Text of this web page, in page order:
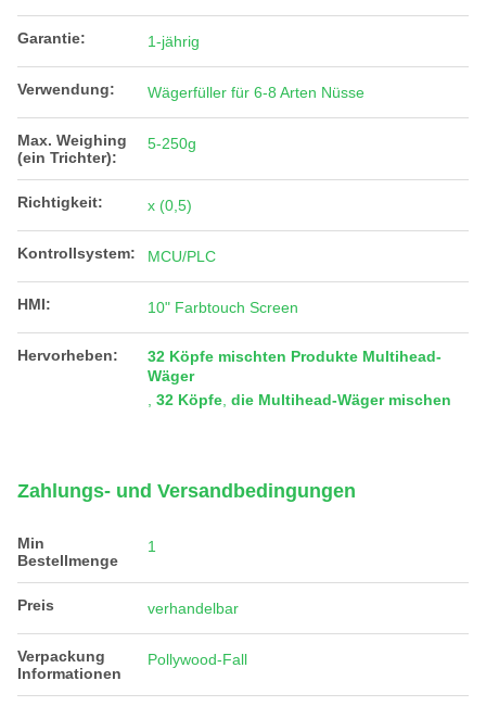
Garantie: 1-jährig
Verwendung: Wägerfüller für 6-8 Arten Nüsse
Max. Weighing
(ein Trichter):
5-250g
Richtigkeit: x (0,5)
Kontrollsystem: MCU/PLC
HMI: 10" Farbtouch Screen
Hervorheben:
32 Köpfe mischten Produkte Multihead-
Wäger
32 Köpfe die Multihead-Wäger mischen
Zahlungs- und Versandbedingungen
Min
Bestellmenge
1
Preis verhandelbar
Verpackung
Informationen
Pollywood-Fall